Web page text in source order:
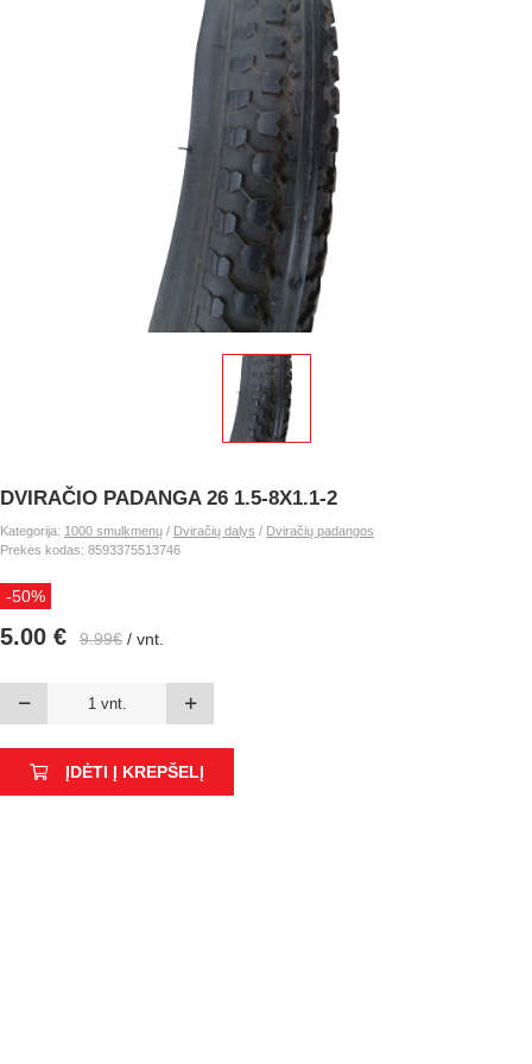
DVIRAČIO PADANGA 26 1.5-8X1.1-2
Kategorija: 1000 smulkmenų / Dviračių dalys / Dviračių padangos
Prekės kodas: 8593375513746
-50%
5.00 € 9.99€ / vnt.
ĮDĖTI Į KREPŠELĮ